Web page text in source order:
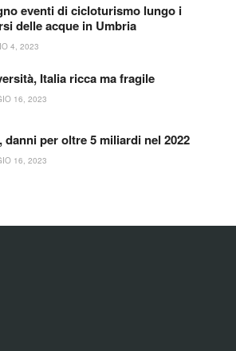
eventi di cicloturismo lungo i
delle acque in Umbria
4, 2023
Italia ricca ma fragile
16, 2023
danni per oltre 5 miliardi nel 2022
16, 2023